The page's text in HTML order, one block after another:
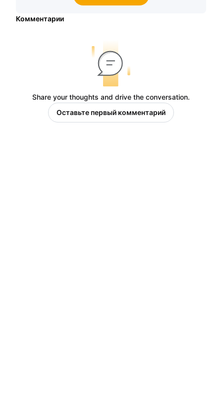
Комментарии
Share your thoughts and drive the conversation.
Оставьте первый комментарий